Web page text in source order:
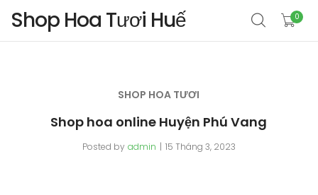
Shop Hoa Tươi Huế 0
SHOP HOA TƯƠI
Shop hoa online Huyện Phú Vang
Posted by admin 15 Tháng 3, 2023